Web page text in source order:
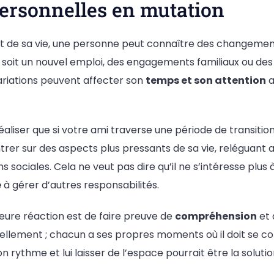
en mutation
de sa vie, une personne peut connaître des
un nouvel emploi, des engagements familiaux ou
peuvent affecter son temps et son attention
que si votre ami traverse une période de
sur des aspects plus pressants de sa vie, reléguant
Cela ne veut pas dire qu’il ne s’intéresse plus
à gérer d’autres responsabilités.
réaction est de faire preuve de compréhension et
; chacun a ses propres moments où il doit se
rythme et lui laisser de l’espace pourrait être la